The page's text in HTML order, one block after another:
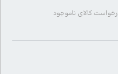
کالای ناموجود